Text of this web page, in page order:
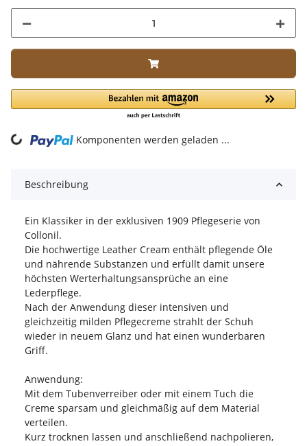
Komponenten werden geladen ...
Beschreibung
Ein Klassiker in der exklusiven 1909 Pflegeserie von
Collonil.
Die hochwertige Leather Cream enthält pflegende Öle
und nährende Substanzen und erfüllt damit unsere
höchsten Werterhaltungsansprüche an eine
Lederpflege.
Nach der Anwendung dieser intensiven und
gleichzeitig milden Pflegecreme strahlt der Schuh
wieder in neuem Glanz und hat einen wunderbaren
Griff.
Anwendung:
Mit dem Tubenverreiber oder mit einem Tuch die
Creme sparsam und gleichmäßig auf dem Material
verteilen.
Kurz trocknen lassen und anschließend nachpolieren,